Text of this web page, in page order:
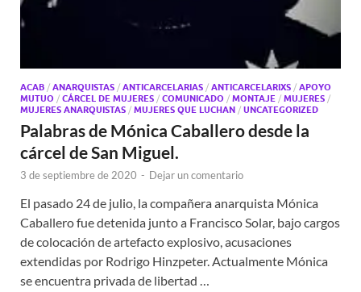
ACAB / ANARQUISTAS / ANTICARCELARIAS / ANTICARCELARIXS / APOYO
MUTUO / CÁRCEL DE MUJERES / COMUNICADO / MONTAJE / MUJERES /
MUJERES ANARQUISTAS / MUJERES QUE LUCHAN / UNCATEGORIZED
Palabras de Mónica Caballero desde la
cárcel de San Miguel.
3 de septiembre de 2020 - Dejar un comentario
El pasado 24 de julio, la compañera anarquista Mónica
Caballero fue detenida junto a Francisco Solar, bajo cargos
de colocación de artefacto explosivo, acusaciones
extendidas por Rodrigo Hinzpeter. Actualmente Mónica
se encuentra privada de libertad …